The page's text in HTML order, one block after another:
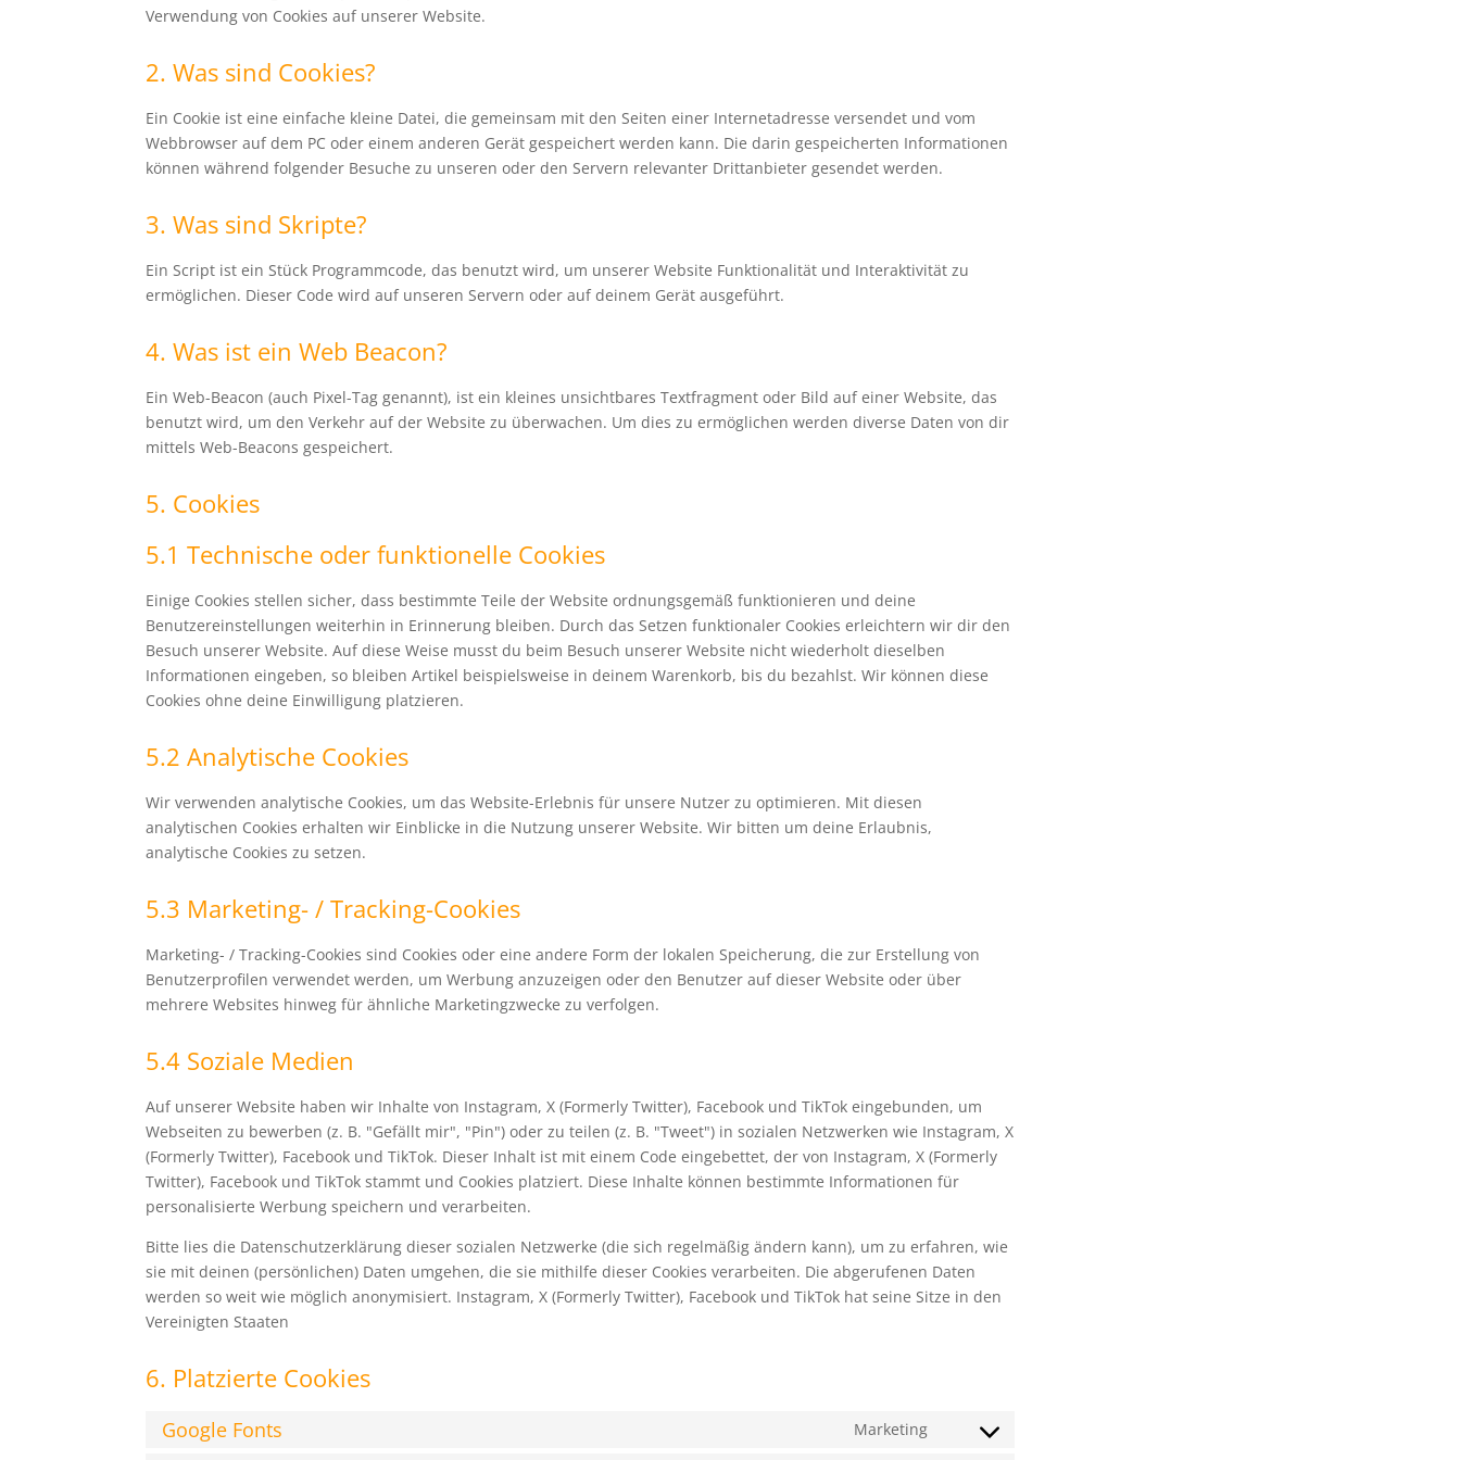
Verwendung von Cookies auf unserer Website.
2. Was sind Cookies?
Ein Cookie ist eine einfache kleine Datei, die gemeinsam mit den Seiten einer Internetadresse versendet und vom
Webbrowser auf dem PC oder einem anderen Gerät gespeichert werden kann. Die darin gespeicherten Informationen
können während folgender Besuche zu unseren oder den Servern relevanter Drittanbieter gesendet werden.
3. Was sind Skripte?
Ein Script ist ein Stück Programmcode, das benutzt wird, um unserer Website Funktionalität und Interaktivität zu
ermöglichen. Dieser Code wird auf unseren Servern oder auf deinem Gerät ausgeführt.
4. Was ist ein Web Beacon?
Ein Web-Beacon (auch Pixel-Tag genannt), ist ein kleines unsichtbares Textfragment oder Bild auf einer Website, das
benutzt wird, um den Verkehr auf der Website zu überwachen. Um dies zu ermöglichen werden diverse Daten von dir
mittels Web-Beacons gespeichert.
5. Cookies
5.1 Technische oder funktionelle Cookies
Einige Cookies stellen sicher, dass bestimmte Teile der Website ordnungsgemäß funktionieren und deine
Benutzereinstellungen weiterhin in Erinnerung bleiben. Durch das Setzen funktionaler Cookies erleichtern wir dir den
Besuch unserer Website. Auf diese Weise musst du beim Besuch unserer Website nicht wiederholt dieselben
Informationen eingeben, so bleiben Artikel beispielsweise in deinem Warenkorb, bis du bezahlst. Wir können diese
Cookies ohne deine Einwilligung platzieren.
5.2 Analytische Cookies
Wir verwenden analytische Cookies, um das Website-Erlebnis für unsere Nutzer zu optimieren. Mit diesen
analytischen Cookies erhalten wir Einblicke in die Nutzung unserer Website. Wir bitten um deine Erlaubnis,
analytische Cookies zu setzen.
5.3 Marketing- / Tracking-Cookies
Marketing- / Tracking-Cookies sind Cookies oder eine andere Form der lokalen Speicherung, die zur Erstellung von
Benutzerprofilen verwendet werden, um Werbung anzuzeigen oder den Benutzer auf dieser Website oder über
mehrere Websites hinweg für ähnliche Marketingzwecke zu verfolgen.
5.4 Soziale Medien
Auf unserer Website haben wir Inhalte von Instagram, X (Formerly Twitter), Facebook und TikTok eingebunden, um
Webseiten zu bewerben (z. B. "Gefällt mir", "Pin") oder zu teilen (z. B. "Tweet") in sozialen Netzwerken wie Instagram, X
(Formerly Twitter), Facebook und TikTok. Dieser Inhalt ist mit einem Code eingebettet, der von Instagram, X (Formerly
Twitter), Facebook und TikTok stammt und Cookies platziert. Diese Inhalte können bestimmte Informationen für
personalisierte Werbung speichern und verarbeiten.
Bitte lies die Datenschutzerklärung dieser sozialen Netzwerke (die sich regelmäßig ändern kann), um zu erfahren, wie
sie mit deinen (persönlichen) Daten umgehen, die sie mithilfe dieser Cookies verarbeiten. Die abgerufenen Daten
werden so weit wie möglich anonymisiert. Instagram, X (Formerly Twitter), Facebook und TikTok hat seine Sitze in den
Vereinigten Staaten
6. Platzierte Cookies
Google Fonts Marketing
Consent